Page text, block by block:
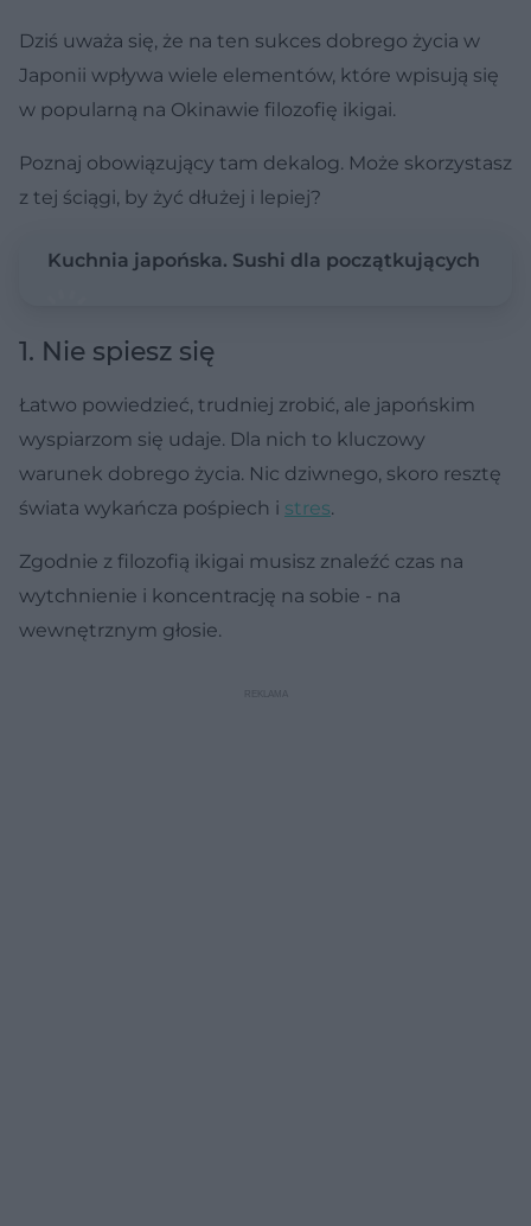
Dziś uważa się, że na ten sukces dobrego życia w
Japonii wpływa wiele elementów, które wpisują się
w popularną na Okinawie filozofię ikigai.
Poznaj obowiązujący tam dekalog. Może skorzystasz
z tej ściągi, by żyć dłużej i lepiej?
Kuchnia japońska. Sushi dla początkujących
1. Nie spiesz się
Łatwo powiedzieć, trudniej zrobić, ale japońskim
wyspiarzom się udaje. Dla nich to kluczowy
warunek dobrego życia. Nic dziwnego, skoro resztę
świata wykańcza pośpiech i stres.
Zgodnie z filozofią ikigai musisz znaleźć czas na
wytchnienie i koncentrację na sobie - na
wewnętrznym głosie.